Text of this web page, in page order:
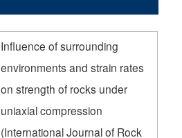
Influence of surrounding
environments and strain rates
on strength of rocks under
uniaxial compression
(International Journal of Rock